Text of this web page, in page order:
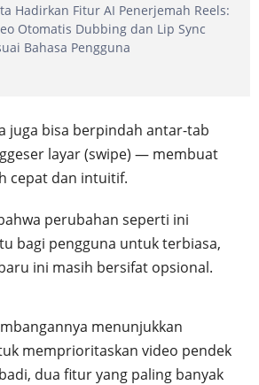
Hadirkan Fitur AI Penerjemah Reels:
Otomatis Dubbing dan Lip Sync
Bahasa Pengguna
juga bisa berpindah antar-tab
layar (swipe) — membuat
cepat dan intuitif.
perubahan seperti ini
bagi pengguna untuk terbiasa,
ini masih bersifat opsional.
menunjukkan
memprioritaskan video pendek
dua fitur yang paling banyak